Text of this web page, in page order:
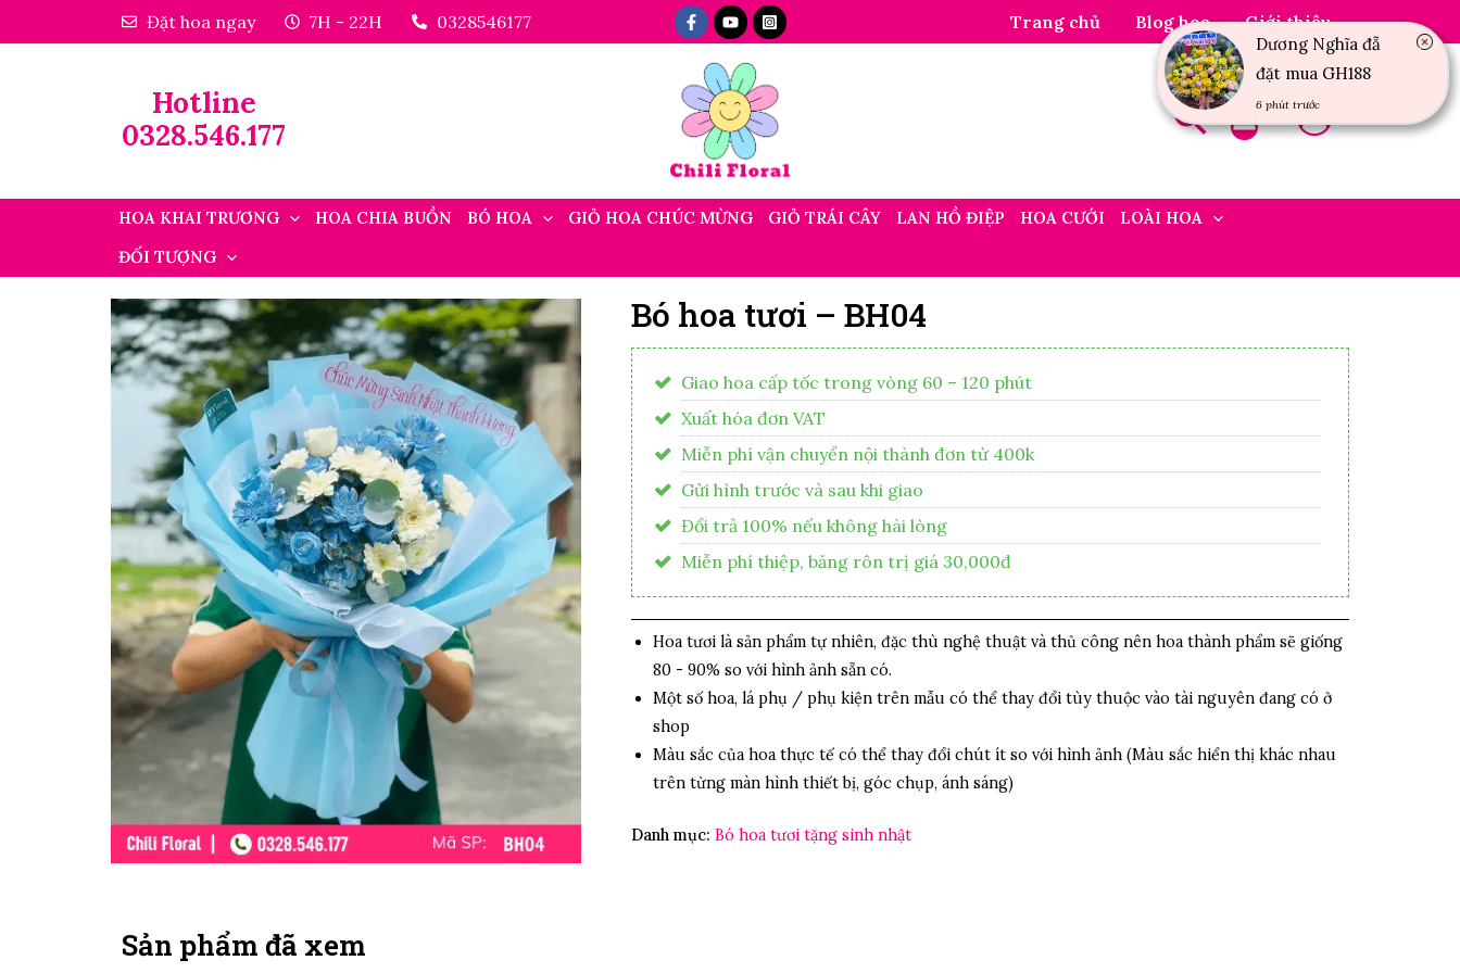
Đặt hoa ngay 7H - 22H 0328546177 Trang chủ Blog hoa Giới thiệu
Hotline
0328.546.177
HOA KHAI TRƯƠNG HOA CHIA BUỒN BÓ HOA GIỎ HOA CHÚC MỪNG GIỎ TRÁI CÂY LAN HỒ ĐIỆP HOA CƯỚI
LOÀI HOA
ĐỐI TƯỢNG
Bó hoa tươi – BH04
Giao hoa cấp tốc trong vòng 60 – 120 phút
Xuất hóa đơn VAT
Miễn phí vận chuyển nội thành đơn từ 400k
Gửi hình trước và sau khi giao
Đổi trả 100% nếu không hài lòng
Miễn phí thiệp, băng rôn trị giá 30,000đ
Hoa tươi là sản phẩm tự nhiên, đặc thù nghệ thuật và thủ công nên hoa thành phẩm sẽ giống
80 - 90% so với hình ảnh sẵn có.
Một số hoa, lá phụ / phụ kiện trên mẫu có thể thay đổi tùy thuộc vào tài nguyên đang có ở
shop
Màu sắc của hoa thực tế có thể thay đổi chút ít so với hình ảnh (Màu sắc hiển thị khác nhau
trên từng màn hình thiết bị, góc chụp, ánh sáng)
Danh mục: Bó hoa tươi tặng sinh nhật
Sản phẩm đã xem
đặt mua GH188